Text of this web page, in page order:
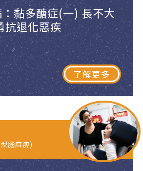
黏多醣症(一) 長不大
抗退化惡疾
了解更多
腦麻痹)